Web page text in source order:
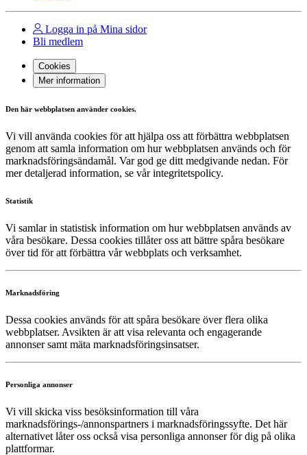
Logga in på Mina sidor
Bli medlem
Cookies
Mer information
Den här webbplatsen använder cookies.
Vi vill använda cookies för att hjälpa oss att förbättra webbplatsen
genom att samla information om hur webbplatsen används och för
marknadsföringsändamål. Var god ge ditt medgivande nedan. För
mer detaljerad information, se vår integritetspolicy.
Statistik
Vi samlar in statistisk information om hur webbplatsen används av
våra besökare. Dessa cookies tillåter oss att bättre spåra besökare
över tid för att förbättra vår webbplats och verksamhet.
Marknadsföring
Dessa cookies används för att spåra besökare över flera olika
webbplatser. Avsikten är att visa relevanta och engagerande
annonser samt mäta marknadsföringsinsatser.
Personliga annonser
Vi vill skicka viss besöksinformation till våra
marknadsförings-/annonspartners i marknadsföringssyfte. Det här
alternativet låter oss också visa personliga annonser för dig på olika
plattformar.